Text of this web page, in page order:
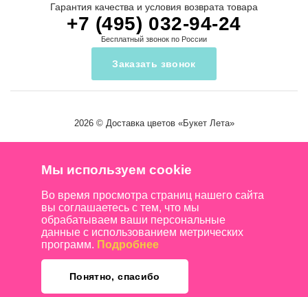
Гарантия качества и условия возврата товара
+7 (495) 032-94-24
Бесплатный звонок по России
Заказать звонок
2026 © Доставка цветов«Букет Лета»
Мы используем cookie
Во время просмотра страниц нашего сайта
вы соглашаетесь с тем, что мы
обрабатываем ваши персональные
данные с использованием метрических
программ. Подробнее
Понятно, спасибо